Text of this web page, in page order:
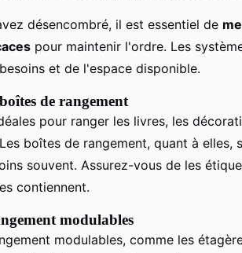
désencombré, il est essentiel de
pour maintenir l'ordre. Les
et de l'espace disponible.
de rangement
pour ranger les livres, les
boîtes de rangement, quant à
souvent. Assurez-vous de les
contiennent.
modulables
modulables, comme les